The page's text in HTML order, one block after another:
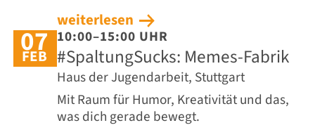
weiterlesen
07
FEB
10:00–15:00 UHR
#SpaltungSucks: Memes-Fabrik
Haus der Jugendarbeit, Stuttgart
Mit Raum für Humor, Kreativität und das,
was dich gerade bewegt.